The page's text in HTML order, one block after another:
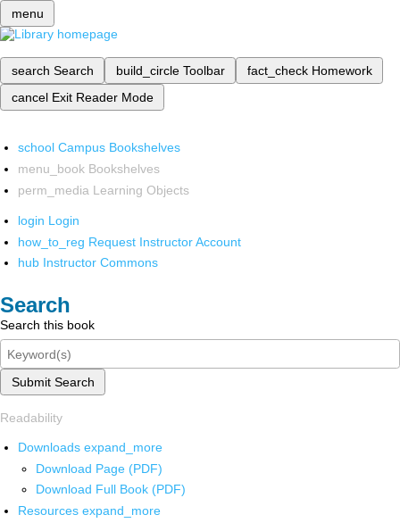
menu
search Search build_circle Toolbar fact_check Homework
cancel Exit Reader Mode
school Campus Bookshelves
menu_book Bookshelves
perm_media Learning Objects
login Login
how_to_reg Request Instructor Account
hub Instructor Commons
Search
Search this book
Submit Search
Readability
Downloads expand_more
Download Page (PDF)
Download Full Book (PDF)
Resources expand_more